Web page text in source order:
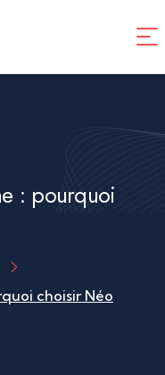
: pourquoi
choisir Néo